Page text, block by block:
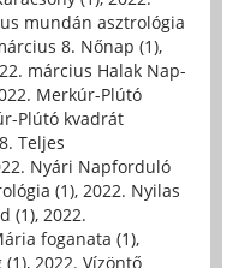
mundán asztrológia
8. Nőnap (1),
március Halak Nap-
Merkúr-Plútó
Plútó kvadrát
Teljes
Nyári Napforduló
(1), 2022. Nyilas
(1), 2022.
foganata (1),
(1), 2022. Vízöntő